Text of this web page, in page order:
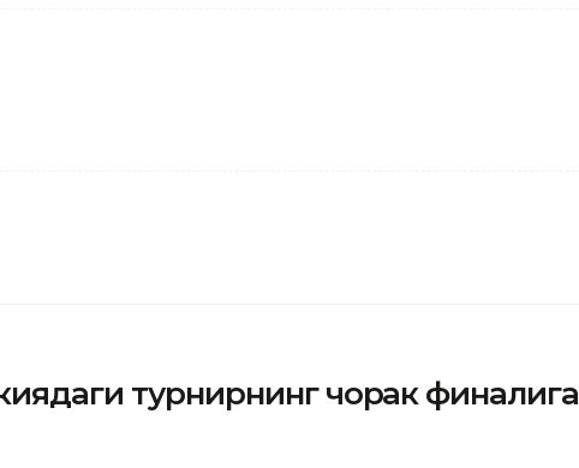
турнирнинг чорак финалига